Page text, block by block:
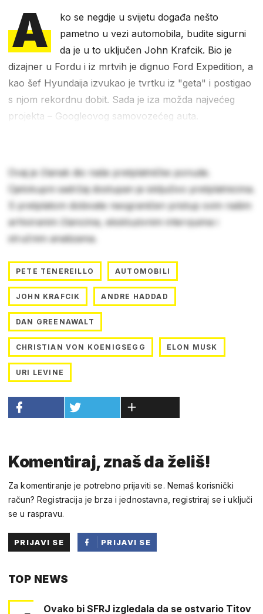
A
ko se negdje u svijetu događa nešto
pametno u vezi automobila, budite sigurni
da je u to uključen John Krafcik. Bio je
dizajner u Fordu i iz mrtvih je dignuo Ford Expedition, a
kao šef Hyundaija izvukao je tvrtku iz "geta" i postigao
s njom rekordnu dobit. Sada je iza možda najvećeg
projekta – Googleovog samovozećeg auta.
Ovaj je članak dio naše pretplatničke ponude.
Cjelokupni sadržaj dostupan je isključivo pretplatnicima.
S pretplatom dobivate neograničen pristup svim našim
arhiviranim člancima, ekskluzivnim intervjuima i
stručnim analizama.
PETE TENEREILLO AUTOMOBILI
JOHN KRAFCIK ANDRE HADDAD
DAN GREENAWALT
CHRISTIAN VON KOENIGSEGG ELON MUSK
URI LEVINE
Komentiraj, znaš da želiš!
Za komentiranje je potrebno prijaviti se. Nemaš korisnički
račun? Registracija je brza i jednostavna, registriraj se i uključi
se u raspravu.
PRIJAVI SE
PRIJAVI SE
TOP NEWS
Ovako bi SFRJ izgledala da se ostvario Titov